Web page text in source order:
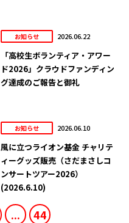
お知らせ 2026.06.22
「高校生ボランティア・アワー
ド2026」クラウドファンディン
グ達成のご報告と御礼
お知らせ 2026.06.10
風に立つライオン基金 チャリテ
ィーグッズ販売（さだまさしコ
ンサートツアー2026）
(2026.6.10)
... 44